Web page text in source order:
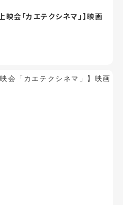
会「カエテクシネマ」】映画